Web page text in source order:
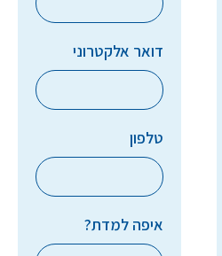
דואר אלקטרוני
טלפון
איפה למדת?